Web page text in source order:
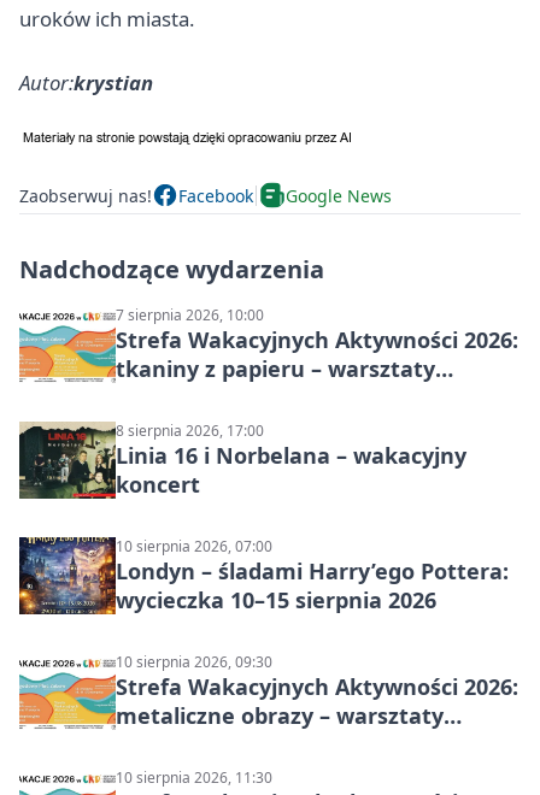
uroków ich miasta.
Autor:krystian
Zaobserwuj nas! Facebook Google News
Nadchodzące wydarzenia
7 sierpnia 2026, 10:00
Strefa Wakacyjnych Aktywności 2026:
tkaniny z papieru – warsztaty
8 sierpnia 2026, 17:00
Linia 16 i Norbelana – wakacyjny
koncert
10 sierpnia 2026, 07:00
Londyn – śladami Harry’ego Pottera:
wycieczka 10–15 sierpnia 2026
10 sierpnia 2026, 09:30
Strefa Wakacyjnych Aktywności 2026:
metaliczne obrazy – warsztaty
10 sierpnia 2026, 11:30